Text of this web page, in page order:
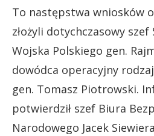
To następstwa wniosków
złożyli dotychczasowy
Wojska Polskiego gen.
dowódca operacyjny
gen. Tomasz Piotrowski.
potwierdził szef Biura
Narodowego Jacek